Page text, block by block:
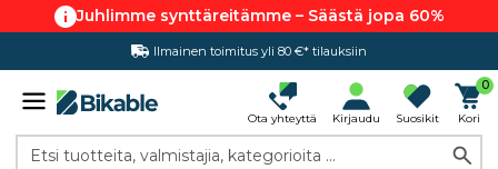
Juhlimme synttäreitämme – Säästä jopa 60%
Ilmainen toimitus yli 80 €* tilauksiin
Hintatakuu
Ota yhteyttä Kirjaudu Suosikit
0
Kori
Etsi tuotteita, valmistajia, kategorioita ...